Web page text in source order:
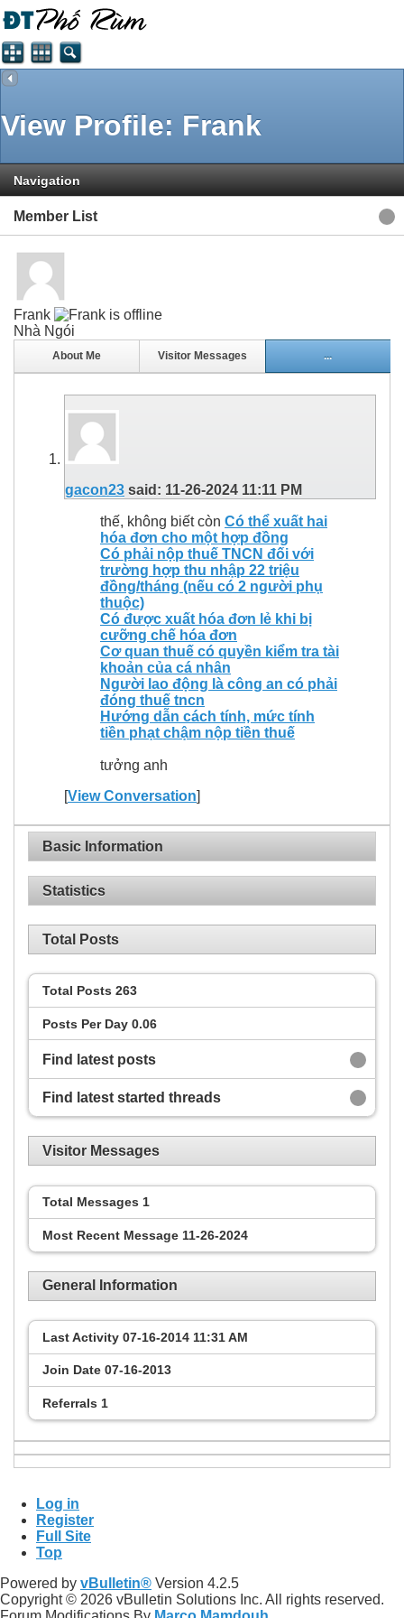
View Profile: Frank
Navigation
Member List
Frank
Nhà Ngói
About Me Visitor Messages ...
gacon23 said: 11-26-2024 11:11 PM
thế, không biết còn Có thể xuất hai
hóa đơn cho một hợp đồng
Có phải nộp thuế TNCN đối với
trường hợp thu nhập 22 triệu
đồng/tháng (nếu có 2 người phụ
thuộc)
Có được xuất hóa đơn lẻ khi bị
cưỡng chế hóa đơn
Cơ quan thuế có quyền kiểm tra tài
khoản của cá nhân
Người lao động là công an có phải
đóng thuế tncn
Hướng dẫn cách tính, mức tính
tiền phạt chậm nộp tiền thuế
tưởng anh
[View Conversation]
Basic Information
Statistics
Total Posts
Total Posts 263
Posts Per Day 0.06
Find latest posts
Find latest started threads
Visitor Messages
Total Messages 1
Most Recent Message 11-26-2024
General Information
Last Activity 07-16-2014 11:31 AM
Join Date 07-16-2013
Referrals 1
Log in
Register
Full Site
Top
Powered by vBulletin® Version 4.2.5
Copyright © 2026 vBulletin Solutions Inc. All rights reserved.